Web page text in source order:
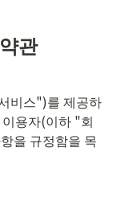
관
비스")를 제공하
용자(이하 "회
을 규정함을 목